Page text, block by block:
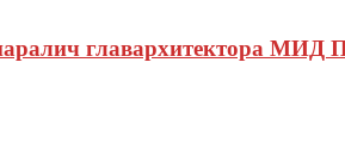
главархитектора МИД